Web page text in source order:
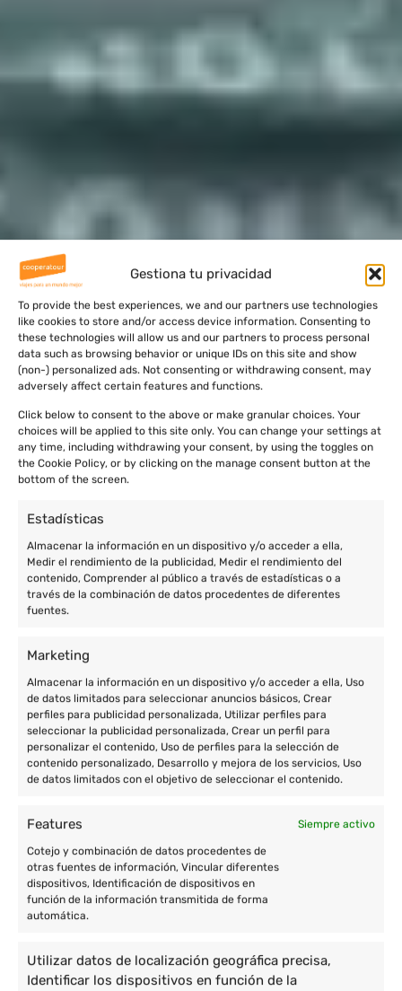
Gestiona tu privacidad
To provide the best experiences, we and our partners use technologies
like cookies to store and/or access device information. Consenting to
these technologies will allow us and our partners to process personal
data such as browsing behavior or unique IDs on this site and show
(non-) personalized ads. Not consenting or withdrawing consent, may
adversely affect certain features and functions.
Click below to consent to the above or make granular choices. Your
choices will be applied to this site only. You can change your settings at
any time, including withdrawing your consent, by using the toggles on
the Cookie Policy, or by clicking on the manage consent button at the
bottom of the screen.
Estadísticas
Almacenar la información en un dispositivo y/o acceder a ella,
Medir el rendimiento de la publicidad, Medir el rendimiento del
contenido, Comprender al público a través de estadísticas o a
través de la combinación de datos procedentes de diferentes
fuentes.
Marketing
Almacenar la información en un dispositivo y/o acceder a ella, Uso
de datos limitados para seleccionar anuncios básicos, Crear
perfiles para publicidad personalizada, Utilizar perfiles para
seleccionar la publicidad personalizada, Crear un perfil para
personalizar el contenido, Uso de perfiles para la selección de
contenido personalizado, Desarrollo y mejora de los servicios, Uso
de datos limitados con el objetivo de seleccionar el contenido.
Features Siempre activo
Cotejo y combinación de datos procedentes de
otras fuentes de información, Vincular diferentes
dispositivos, Identificación de dispositivos en
función de la información transmitida de forma
automática.
Utilizar datos de localización geográfica precisa,
Identificar los dispositivos en función de la